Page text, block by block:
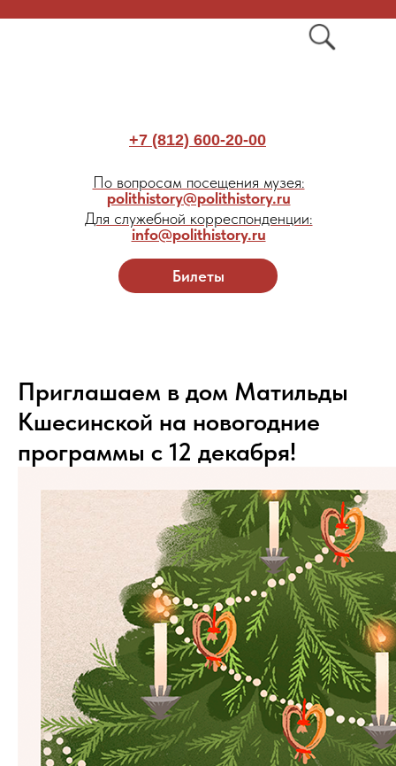
Билеты
+7 (812) 600-20-00
По вопросам посещения музея:
polithistory@polithistory.ru
Для служебной корреспонденции:
info@polithistory.ru
Приглашаем в дом Матильды
Кшесинской на новогодние
программы с 12 декабря!